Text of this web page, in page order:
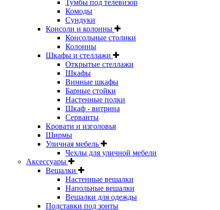
Тумбы под телевизор
Комоды
Сундуки
Консоли и колонны
Консольные столики
Колонны
Шкафы и стеллажи
Открытые стеллажи
Шкафы
Винные шкафы
Барные стойки
Настенные полки
Шкаф - витрина
Серванты
Кровати и изголовья
Ширмы
Уличная мебель
Чехлы для уличной мебели
Аксессуары
Вешалки
Настенные вешалки
Напольные вешалки
Вешалки для одежды
Подставки под зонты